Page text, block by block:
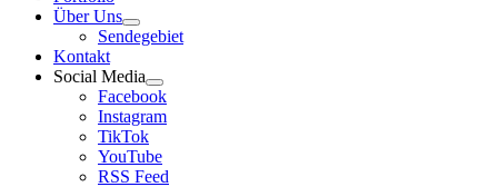
Über Uns
Sendegebiet
Kontakt
Social Media
Facebook
Instagram
TikTok
YouTube
RSS Feed